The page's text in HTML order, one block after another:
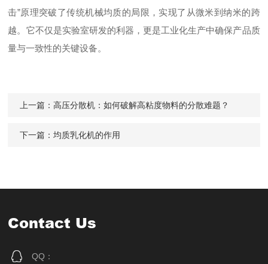
击”原理突破了传统机械均质的局限，实现了从微米到纳米的跨
越。它不仅是实验室研发的利器，更是工业化生产中确保产品质
量与一致性的关键设备。
上一篇：高压分散机：如何破解高粘度物料的分散难题？
下一篇：均质乳化机的作用
Contact Us
QQ：